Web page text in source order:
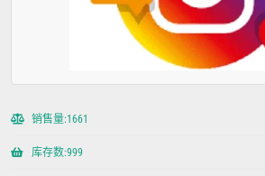
销售量:1661
库存数:999